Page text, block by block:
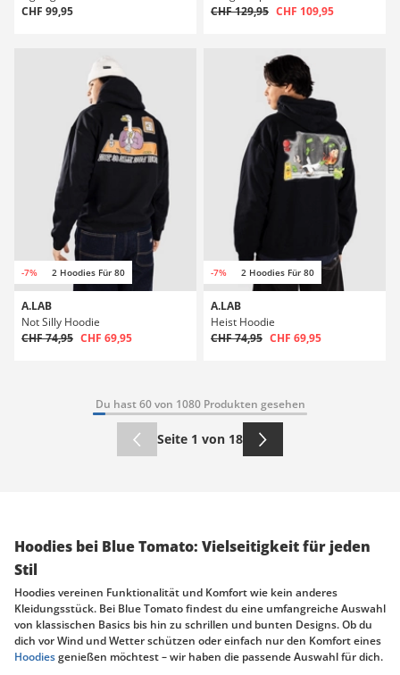
CHF 99,95
CHF 129,95 CHF 109,95
-7% 2 Hoodies Für 80
A.LAB
Not Silly Hoodie
CHF 74,95 CHF 69,95
-7% 2 Hoodies Für 80
A.LAB
Heist Hoodie
CHF 74,95 CHF 69,95
Du hast 60 von 1080 Produkten gesehen
Seite 1 von 18
Hoodies bei Blue Tomato: Vielseitigkeit für jeden
Stil
Hoodies vereinen Funktionalität und Komfort wie kein anderes
Kleidungsstück. Bei Blue Tomato findest du eine umfangreiche Auswahl
von klassischen Basics bis hin zu schrillen und bunten Designs. Ob du
dich vor Wind und Wetter schützen oder einfach nur den Komfort eines
Hoodiesgenießen möchtest – wir haben die passende Auswahl für dich.